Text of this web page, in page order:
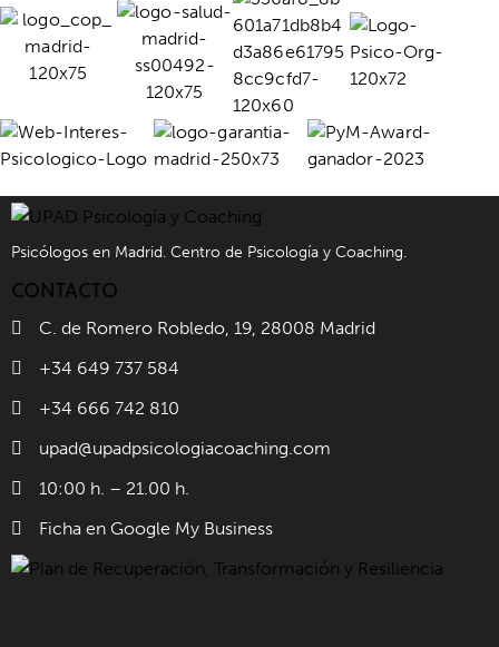
Psicólogos en Madrid. Centro de Psicología y Coaching.
CONTACTO
C. de Romero Robledo, 19, 28008 Madrid
+34 649 737 584
+34 666 742 810
upad@upadpsicologiacoaching.com
10:00 h. – 21.00 h.
Ficha en Google My Business